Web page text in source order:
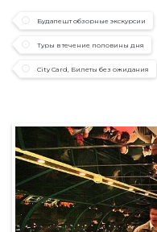
Будапешт обзорные экскурсии
Туры в течение половины дня
City Card, Билеты без ожидания